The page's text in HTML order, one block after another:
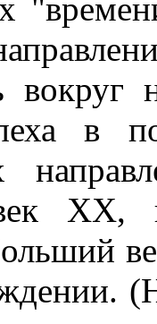
вокруг
в
XX,